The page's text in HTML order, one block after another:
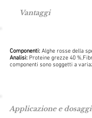
Vantaggi
Componenti: Alghe rosse della
Analisi: Proteine grezze 40
componenti sono soggetti a
Applicazione e